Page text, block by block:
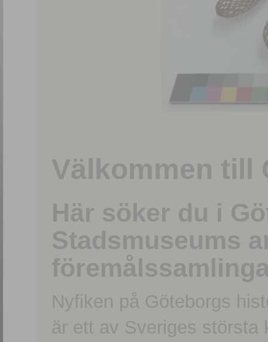
Välkommen till
Här söker du i
Stadsmuseums
Nyfiken på Göteborgs
är ett av Sveriges största